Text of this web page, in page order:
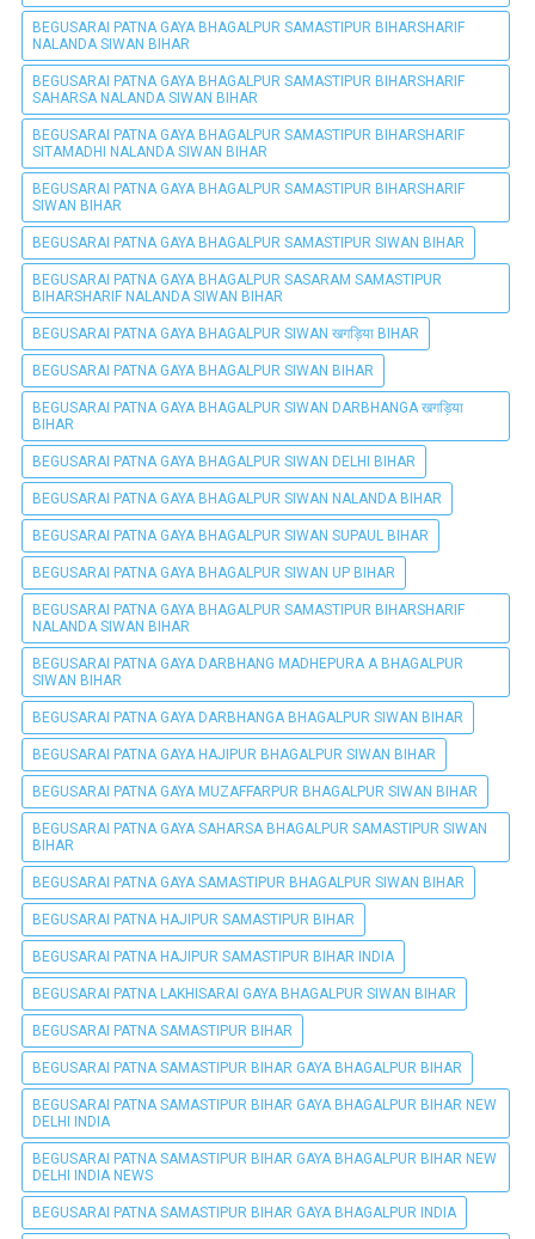
BEGUSARAI PATNA GAYA BHAGALPUR SAMASTIPUR BIHARSHARIF
NALANDA SIWAN BIHAR
BEGUSARAI PATNA GAYA BHAGALPUR SAMASTIPUR BIHARSHARIF
SAHARSA NALANDA SIWAN BIHAR
BEGUSARAI PATNA GAYA BHAGALPUR SAMASTIPUR BIHARSHARIF
SITAMADHI NALANDA SIWAN BIHAR
BEGUSARAI PATNA GAYA BHAGALPUR SAMASTIPUR BIHARSHARIF
SIWAN BIHAR
BEGUSARAI PATNA GAYA BHAGALPUR SAMASTIPUR SIWAN BIHAR
BEGUSARAI PATNA GAYA BHAGALPUR SASARAM SAMASTIPUR
BIHARSHARIF NALANDA SIWAN BIHAR
BEGUSARAI PATNA GAYA BHAGALPUR SIWAN खगड़िया BIHAR
BEGUSARAI PATNA GAYA BHAGALPUR SIWAN BIHAR
BEGUSARAI PATNA GAYA BHAGALPUR SIWAN DARBHANGA खगड़िया
BIHAR
BEGUSARAI PATNA GAYA BHAGALPUR SIWAN DELHI BIHAR
BEGUSARAI PATNA GAYA BHAGALPUR SIWAN NALANDA BIHAR
BEGUSARAI PATNA GAYA BHAGALPUR SIWAN SUPAUL BIHAR
BEGUSARAI PATNA GAYA BHAGALPUR SIWAN UP BIHAR
BEGUSARAI PATNA GAYA BHAGALPUR SAMASTIPUR BIHARSHARIF
NALANDA SIWAN BIHAR
BEGUSARAI PATNA GAYA DARBHANG MADHEPURA A BHAGALPUR
SIWAN BIHAR
BEGUSARAI PATNA GAYA DARBHANGA BHAGALPUR SIWAN BIHAR
BEGUSARAI PATNA GAYA HAJIPUR BHAGALPUR SIWAN BIHAR
BEGUSARAI PATNA GAYA MUZAFFARPUR BHAGALPUR SIWAN BIHAR
BEGUSARAI PATNA GAYA SAHARSA BHAGALPUR SAMASTIPUR SIWAN
BIHAR
BEGUSARAI PATNA GAYA SAMASTIPUR BHAGALPUR SIWAN BIHAR
BEGUSARAI PATNA HAJIPUR SAMASTIPUR BIHAR
BEGUSARAI PATNA HAJIPUR SAMASTIPUR BIHAR INDIA
BEGUSARAI PATNA LAKHISARAI GAYA BHAGALPUR SIWAN BIHAR
BEGUSARAI PATNA SAMASTIPUR BIHAR
BEGUSARAI PATNA SAMASTIPUR BIHAR GAYA BHAGALPUR BIHAR
BEGUSARAI PATNA SAMASTIPUR BIHAR GAYA BHAGALPUR BIHAR NEW
DELHI INDIA
BEGUSARAI PATNA SAMASTIPUR BIHAR GAYA BHAGALPUR BIHAR NEW
DELHI INDIA NEWS
BEGUSARAI PATNA SAMASTIPUR BIHAR GAYA BHAGALPUR INDIA